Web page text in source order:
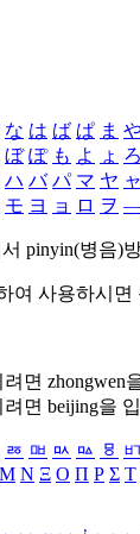
な は ば ぱ ま
ぼ ぽ も よ ょ ろ
ハ バ パ マ ヤ ャ
モ ヨ ョ ロ ヲ
pinyin(병음)
여 사용하시면
면 zhongwen
면 beijing을
ㅭ ㅮ ㅯ ㅰ ㅱ ㅲ
Μ Ν Ξ Ο Π Ρ Σ Τ